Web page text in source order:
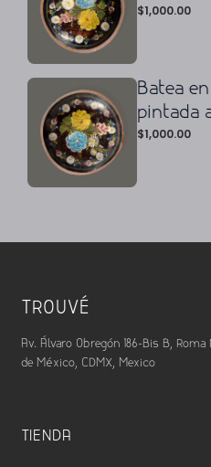
$1,000.00
Batea
pintada
$1,000.00
TROUVÉ
Av. Álvaro Obregón 186-Bis B,
de México, CDMX, Mexico
TIENDA